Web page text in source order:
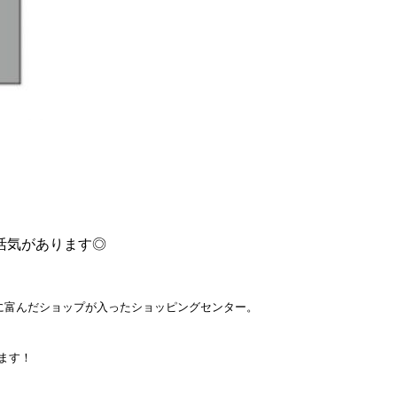
気があります◎
んだショップが入ったショッピングセンター。
す！